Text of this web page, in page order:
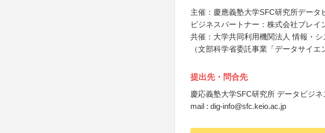
主催：慶應義塾大学SFC研究所データ
ビジネスパートナー：株式会社ブレイ
共催：大学共同利用機関法人 情報・
（文部科学省委託事業「データサイ
提出先・問合先
慶応義塾大学SFC研究所 データビジ
mail : dig-info@sfc.keio.ac.jp